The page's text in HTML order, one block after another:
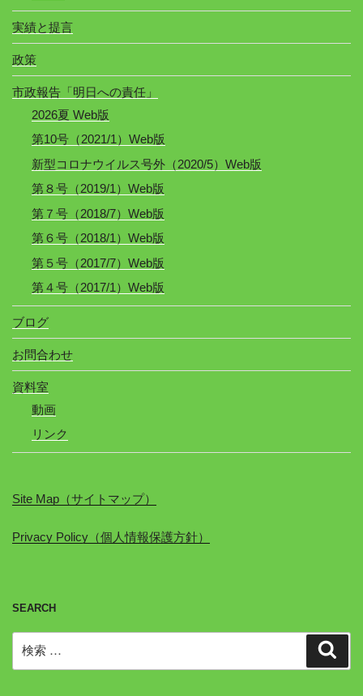
実績と提言
政策
市政報告「明日への責任」
2026夏 Web版
第10号（2021/1）Web版
新型コロナウイルス号外（2020/5）Web版
第８号（2019/1）Web版
第７号（2018/7）Web版
第６号（2018/1）Web版
第５号（2017/7）Web版
第４号（2017/1）Web版
ブログ
お問合わせ
資料室
動画
リンク
Site Map（サイトマップ）
Privacy Policy（個人情報保護方針）
SEARCH
索: